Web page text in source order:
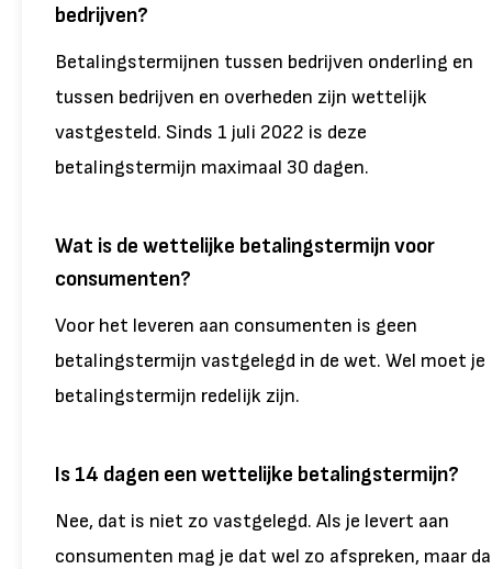
bedrijven?
Betalingstermijnen tussen bedrijven onderling en
tussen bedrijven en overheden zijn wettelijk
vastgesteld. Sinds 1 juli 2022 is deze
betalingstermijn maximaal 30 dagen.
Wat is de wettelijke betalingstermijn voor
consumenten?
Voor het leveren aan consumenten is geen
betalingstermijn vastgelegd in de wet. Wel moet je
betalingstermijn redelijk zijn.
Is 14 dagen een wettelijke betalingstermijn?
Nee, dat is niet zo vastgelegd. Als je levert aan
consumenten mag je dat wel zo afspreken, maar